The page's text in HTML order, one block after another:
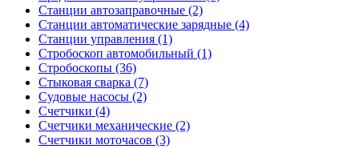
Станции автозаправочные (2)
Станции автоматические зарядные (4)
Станции управления (1)
Стробоскоп автомобильный (1)
Стробоскопы (36)
Стыковая сварка (7)
Судовые насосы (2)
Счетчики (4)
Счетчики механические (2)
Счетчики моточасов (3)